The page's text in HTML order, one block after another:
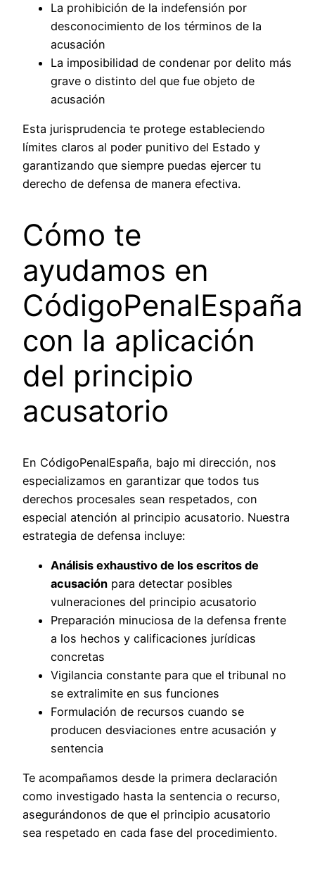
La prohibición de la indefensión por
desconocimiento de los términos de la
acusación
La imposibilidad de condenar por delito más
grave o distinto del que fue objeto de
acusación
Esta jurisprudencia te protege estableciendo
límites claros al poder punitivo del Estado y
garantizando que siempre puedas ejercer tu
derecho de defensa de manera efectiva.
Cómo te
ayudamos en
CódigoPenalEspaña
con la aplicación
del principio
acusatorio
En CódigoPenalEspaña, bajo mi dirección, nos
especializamos en garantizar que todos tus
derechos procesales sean respetados, con
especial atención al principio acusatorio. Nuestra
estrategia de defensa incluye:
Análisis exhaustivo de los escritos de
acusación para detectar posibles
vulneraciones del principio acusatorio
Preparación minuciosa de la defensa frente
a los hechos y calificaciones jurídicas
concretas
Vigilancia constante para que el tribunal no
se extralimite en sus funciones
Formulación de recursos cuando se
producen desviaciones entre acusación y
sentencia
Te acompañamos desde la primera declaración
como investigado hasta la sentencia o recurso,
asegurándonos de que el principio acusatorio
sea respetado en cada fase del procedimiento.